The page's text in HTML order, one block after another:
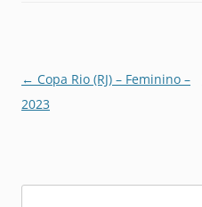
Navegação
de
← Copa Rio (RJ) – Feminino –
2023